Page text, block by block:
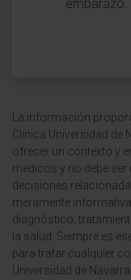
embarazo.
La información
Clínica Universidad de
ofrecer un contexto y
médicos y no debe
decisiones
meramente
diagnóstico,
la salud. Siempre es
para tratar cualquier
Universidad de